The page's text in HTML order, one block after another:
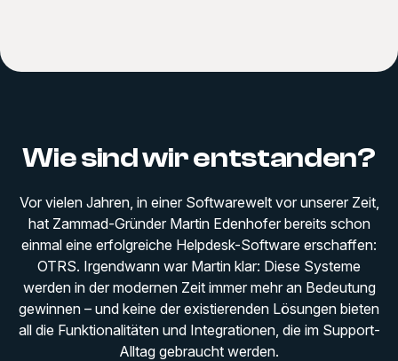
Wie sind wir entstanden?
Vor vielen Jahren, in einer Softwarewelt vor unserer Zeit,
hat Zammad-Gründer Martin Edenhofer bereits schon
einmal eine erfolgreiche Helpdesk-Software erschaffen:
OTRS. Irgendwann war Martin klar: Diese Systeme
werden in der modernen Zeit immer mehr an Bedeutung
gewinnen – und keine der existierenden Lösungen bieten
all die Funktionalitäten und Integrationen, die im Support-
Alltag gebraucht werden.